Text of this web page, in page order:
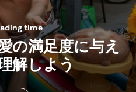
time
の満足度に与え
解しよう